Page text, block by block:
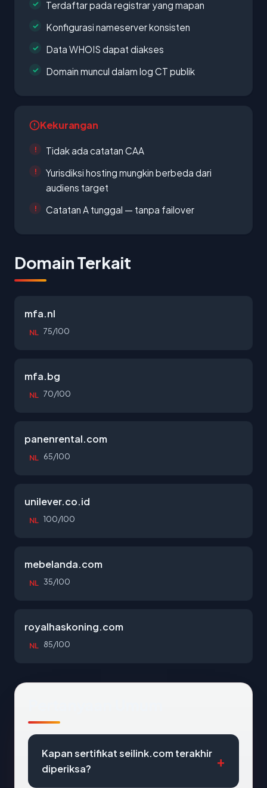
Terdaftar pada registrar yang mapan
Konfigurasi nameserver konsisten
Data WHOIS dapat diakses
Domain muncul dalam log CT publik
Kekurangan
Tidak ada catatan CAA
Yurisdiksi hosting mungkin berbeda dari
audiens target
Catatan A tunggal — tanpa failover
Domain Terkait
mfa.nl
NL 75/100
mfa.bg
NL 70/100
panenrental.com
NL 65/100
unilever.co.id
NL 100/100
mebelanda.com
NL 35/100
royalhaskoning.com
NL 85/100
Kapan sertifikat seilink.com terakhir
diperiksa?